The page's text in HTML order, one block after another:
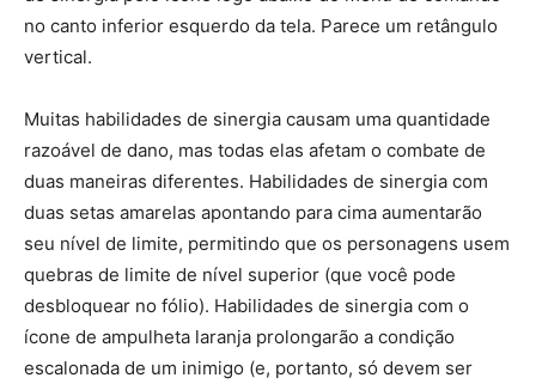
no canto inferior esquerdo da tela. Parece um retângulo
vertical.
Muitas habilidades de sinergia causam uma quantidade
razoável de dano, mas todas elas afetam o combate de
duas maneiras diferentes. Habilidades de sinergia com
duas setas amarelas apontando para cima aumentarão
seu nível de limite, permitindo que os personagens usem
quebras de limite de nível superior (que você pode
desbloquear no fólio). Habilidades de sinergia com o
ícone de ampulheta laranja prolongarão a condição
escalonada de um inimigo (e, portanto, só devem ser